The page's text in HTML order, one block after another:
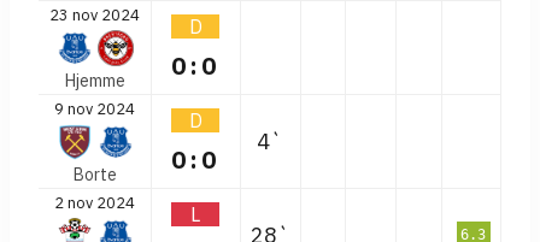
23 nov 2024
Hjemme
D
0:0
9 nov 2024
Borte
D
0:0
4`
2 nov 2024 L
28` 6.3